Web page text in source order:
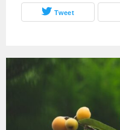
Tweet